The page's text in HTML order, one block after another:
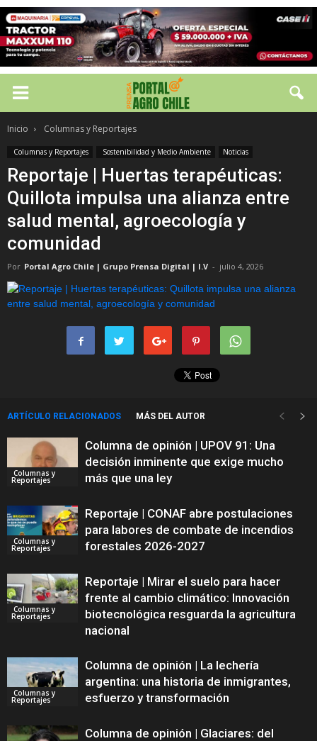
Inicio Columnas y Reportajes
Columnas y Reportajes Sostenibilidad y Medio Ambiente Noticias
Reportaje | Huertas terapéuticas:
Quillota impulsa una alianza entre
salud mental, agroecología y
comunidad
Por Portal Agro Chile | Grupo Prensa Digital | I.V - julio 4, 2026
ARTÍCULO RELACIONADOS MÁS DEL AUTOR
Columnas y
Reportajes
Columna de opinión | UPOV 91: Una
decisión inminente que exige mucho
más que una ley
Columnas y
Reportajes
Reportaje | CONAF abre postulaciones
para labores de combate de incendios
forestales 2026-2027
Columnas y
Reportajes
Reportaje | Mirar el suelo para hacer
frente al cambio climático: Innovación
biotecnológica resguarda la agricultura
nacional
Columnas y
Reportajes
Columna de opinión | La lechería
argentina: una historia de inmigrantes,
esfuerzo y transformación
Columna de opinión | Glaciares: del